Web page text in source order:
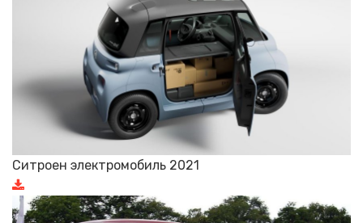
Ситроен электромобиль 2021